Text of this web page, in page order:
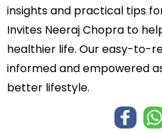
insights and practical tips
Invites Neeraj Chopra to
healthier life. Our easy-to-
informed and empowered
better lifestyle.